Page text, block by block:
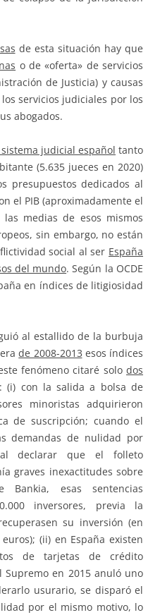
de esta situación hay que
o de «oferta» de servicios
de Justicia) y causas
servicios judiciales por los
abogados.
judicial español tanto
(5.635 jueces en 2020)
presupuestos dedicados al
el PIB (aproximadamente el
las medias de esos mismos
sin embargo, no están
social al ser España
del mundo. Según la OCDE
en índices de litigiosidad
al estallido de la burbuja
de 2008-2013 esos índices
fenómeno citaré solo dos
(i) con la salida a bolsa de
minoristas adquirieron
de suscripción; cuando el
demandas de nulidad por
declarar que el folleto
graves inexactitudes sobre
esas sentencias
inversores, previa la
su inversión (en
(ii) en España existen
de tarjetas de crédito
en 2015 anuló uno
usurario, se disparó el
por el mismo motivo, lo